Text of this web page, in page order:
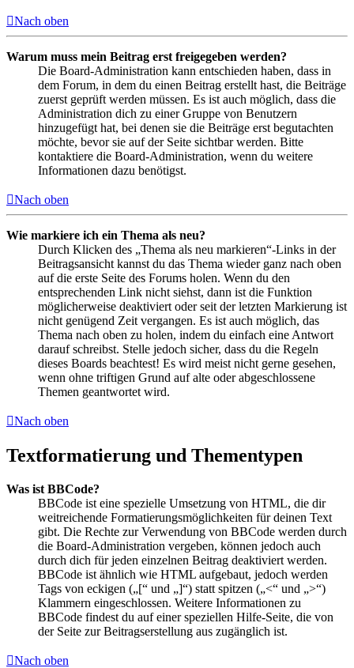
Nach oben
Warum muss mein Beitrag erst freigegeben werden?
Die Board-Administration kann entschieden haben, dass in
dem Forum, in dem du einen Beitrag erstellt hast, die Beiträge
zuerst geprüft werden müssen. Es ist auch möglich, dass die
Administration dich zu einer Gruppe von Benutzern
hinzugefügt hat, bei denen sie die Beiträge erst begutachten
möchte, bevor sie auf der Seite sichtbar werden. Bitte
kontaktiere die Board-Administration, wenn du weitere
Informationen dazu benötigst.
Nach oben
Wie markiere ich ein Thema als neu?
Durch Klicken des „Thema als neu markieren“-Links in der
Beitragsansicht kannst du das Thema wieder ganz nach oben
auf die erste Seite des Forums holen. Wenn du den
entsprechenden Link nicht siehst, dann ist die Funktion
möglicherweise deaktiviert oder seit der letzten Markierung ist
nicht genügend Zeit vergangen. Es ist auch möglich, das
Thema nach oben zu holen, indem du einfach eine Antwort
darauf schreibst. Stelle jedoch sicher, dass du die Regeln
dieses Boards beachtest! Es wird meist nicht gerne gesehen,
wenn ohne triftigen Grund auf alte oder abgeschlossene
Themen geantwortet wird.
Nach oben
Textformatierung und Thementypen
Was ist BBCode?
BBCode ist eine spezielle Umsetzung von HTML, die dir
weitreichende Formatierungsmöglichkeiten für deinen Text
gibt. Die Rechte zur Verwendung von BBCode werden durch
die Board-Administration vergeben, können jedoch auch
durch dich für jeden einzelnen Beitrag deaktiviert werden.
BBCode ist ähnlich wie HTML aufgebaut, jedoch werden
Tags von eckigen („[“ und „]“) statt spitzen („<“ und „>“)
Klammern eingeschlossen. Weitere Informationen zu
BBCode findest du auf einer speziellen Hilfe-Seite, die von
der Seite zur Beitragserstellung aus zugänglich ist.
Nach oben